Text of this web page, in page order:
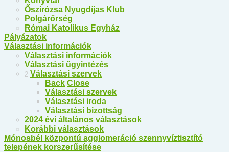
Őszirózsa Nyugdíjas Klub
Polgárőrség
Római Katolikus Egyház
Pályázatok
Választási információk
Választási információk
Választási ügyintézés
2 Választási szervek
Back Close
Választási szervek
Választási iroda
Választási bizottság
2024 évi általános választások
Korábbi választások
Mónosbél központú agglomeráció szennyvíztisztító
telepének korszerűsítése